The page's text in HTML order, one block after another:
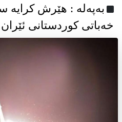
به‌په‌له‌ : هێرش کرایە
خەباتی کوردستانی ئێران